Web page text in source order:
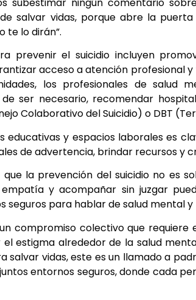
salvar vidas, porque abre la
te lo dirán”.
prevenir el suicidio incluyen
acceso a atención profesional
los profesionales de salud
ser necesario, recomendar
Colaborativo del Suicidio) o DBT
educativas y espacios laborales es
de advertencia, brindar recursos y
la prevención del suicidio no es
empatía y acompañar sin juzgar
seguros para hablar de salud mental
compromiso colectivo que
estigma alrededor de la salud
salvar vidas, este es un llamado a
entornos seguros, donde cada